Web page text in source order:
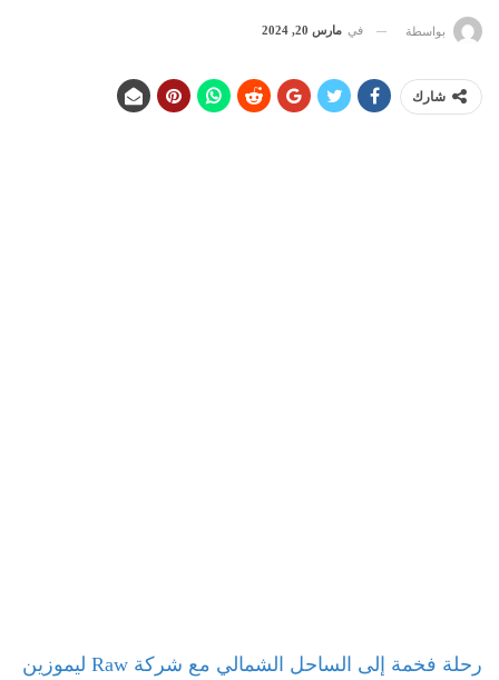
بواسطة في مارس 20, 2024
شارك
رحلة فخمة إلى الساحل الشمالي مع شركة Raw ليموزين